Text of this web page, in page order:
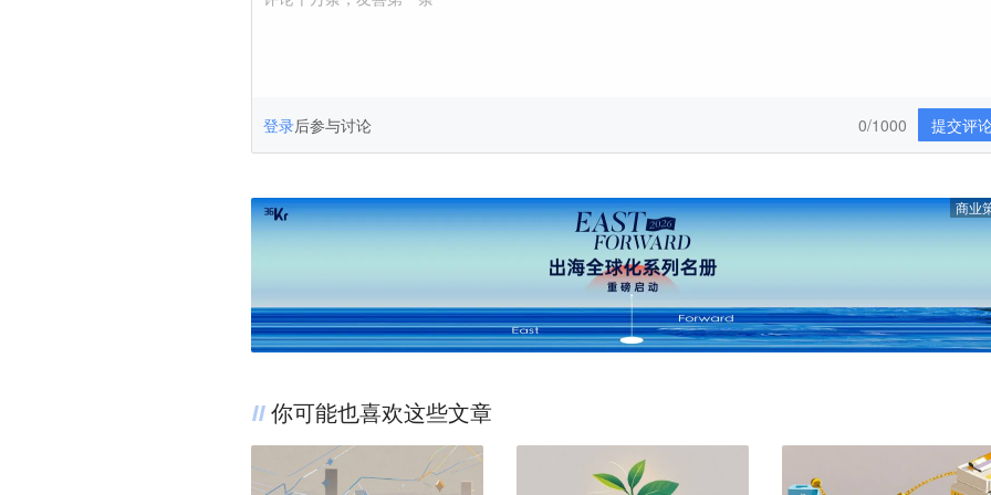
登录后参与讨论 提交评
0/1000
商业
你可能也喜欢这些文章